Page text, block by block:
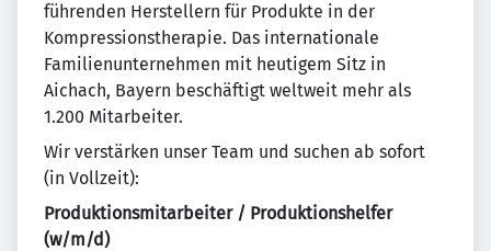
führenden Herstellern für Produkte in der
Kompressionstherapie. Das internationale
Familienunternehmen mit heutigem Sitz in
Aichach, Bayern beschäftigt weltweit mehr als
1.200 Mitarbeiter.
Wir verstärken unser Team und suchen ab sofort
(in Vollzeit):
Produktionsmitarbeiter / Produktionshelfer
(w/m/d)